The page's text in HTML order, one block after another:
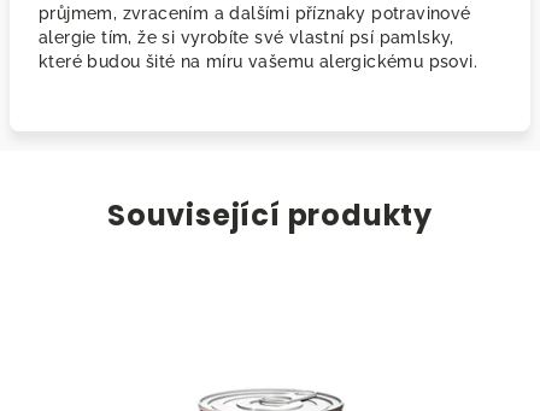
průjmem, zvracením a dalšími příznaky potravinové
alergie tím, že si vyrobíte své vlastní psí pamlsky,
které budou šité na míru vašemu alergickému psovi.
Související produkty